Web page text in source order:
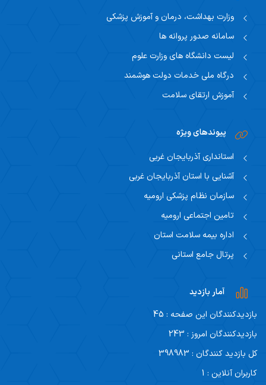
وزارت بهداشت، درمان و آموزش پزشکی
سامانه صدور پروانه ها
لیست دانشگاه های وزارت علوم
درگاه ملی خدمات دولت هوشمند
آموزش ارتقای سلامت
پیوندهای ویژه
استانداری آذربایجان غربی
آشنایی با استان آذربایجان غربی
سازمان نظام پزشکی ارومیه
تامین اجتماعی ارومیه
اداره بیمه سلامت استان
پرتال جامع استانی
آمار بازدید
بازدیدکنندگان این صفحه : 45
بازدیدکنندگان امروز : 243
کل بازدید کنندگان : 398983
کاربران آنلاین : 1